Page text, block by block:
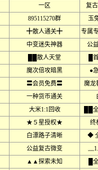
一区
复
895115270群
玉
╋散人通关╋
专属
中变迷失神器
公
██散人天堂
█
魔次倍攻暗黑
●
〓会员免费〓
魔龙
一种货币通关
大米1:1回收
██
★５星授权★
终
白漂路子清晰
◆
公益复古微变
▲▲探索未知
█